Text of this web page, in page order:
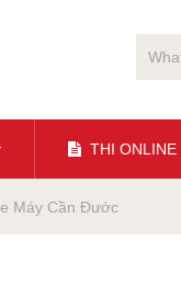
THI ONLINE
Máy Cần Đước